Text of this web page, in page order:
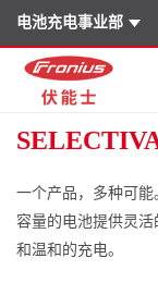
电池充电事业部
一个产品，多种可能
容量的电池提供灵
和温和的充电。